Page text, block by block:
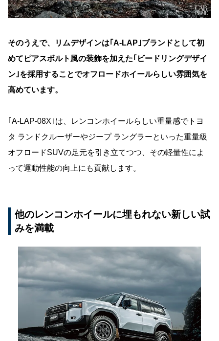
そのうえで、リムデザインは｢A-LAP｣ブランドとして初
めてピアスボルト風の装飾を加えた｢ビードリングデザイ
ン｣を採用することでオフロードホイールらしい雰囲気を
高めています。
｢A-LAP-08X｣は、レンコンホイールらしい重量感でトヨ
タ ランドクルーザーやジープ ラングラーといった重量級
オフロードSUVの足元を引き立てつつ、その軽量性によ
って運動性能の向上にも貢献します。
他のレンコンホイールに埋もれない新しい試
みを満載